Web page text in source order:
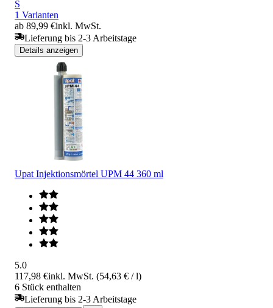
S
1 Varianten
ab 89,99 €inkl. MwSt.
Lieferung bis 2-3 Arbeitstage
Details anzeigen
Upat Injektionsmörtel UPM 44 360 ml
5.0
117,98 €inkl. MwSt. (54,63 € / l)
6 Stück enthalten
Lieferung bis 2-3 Arbeitstage